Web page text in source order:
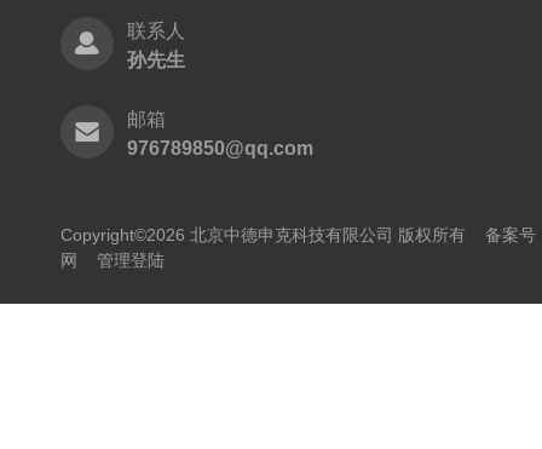
联系人
孙先生
邮箱
976789850@qq.com
Copyright©2026 北京中德申克科技有限公司 版权所有 备案号
网
管理登陆